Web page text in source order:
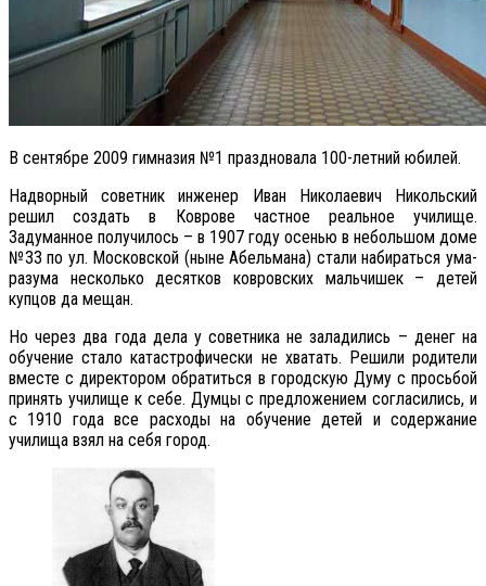
В сентябре 2009 гимназия №1 праздновала 100-летний юбилей.
Надворный советник инженер Иван Николаевич Никольский
решил создать в Коврове частное реальное училище.
Задуманное получилось – в 1907 году осенью в небольшом доме
№33 по ул. Московской (ныне Абельмана) стали набираться ума-
разума несколько десятков ковровских мальчишек – детей
купцов да мещан.
Но через два года дела у советника не заладились – денег на
обучение стало катастрофически не хватать. Решили родители
вместе с директором обратиться в городскую Думу с просьбой
принять училище к себе. Думцы с предложением согласились, и
с 1910 года все расходы на обучение детей и содержание
училища взял на себя город.